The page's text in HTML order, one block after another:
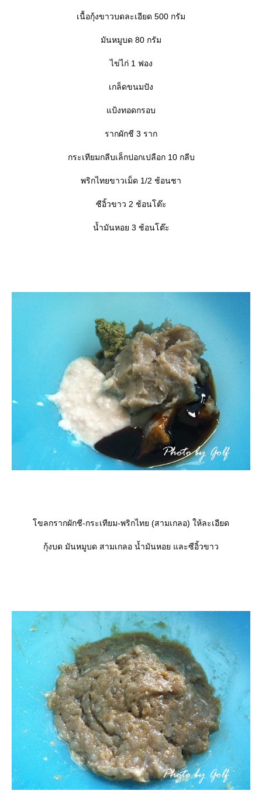
เนื้อกุ้งขาวบดละเอียด 500 กรัม
มันหมูบด 80 กรัม
ไข่ไก่ 1 ฟอง
เกล็ดขนมปัง
ป้งทอดกรอบ
รากผักชี 3 ราก
กระเทียมกลีบเล็กปอกเปลือก 10 กลีบ
พริกไทยขาวเม็ด 1/2 ช้อนชา
ซีอิ้วขาว 2 ช้อนโต๊ะ
น้ำมันหอย 3 ช้อนโต๊ะ
ขลกรากผักชี-กระเทียม-พริกไทย (สามเกลอ) ให้ละเอียด
กุ้งบด มันหมูบด สามเกลอ น้ำมันหอย และซีอิ้วขาว